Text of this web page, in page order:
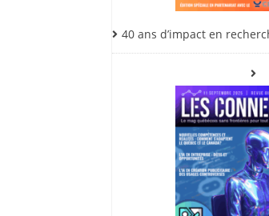
40 ans d’impact en